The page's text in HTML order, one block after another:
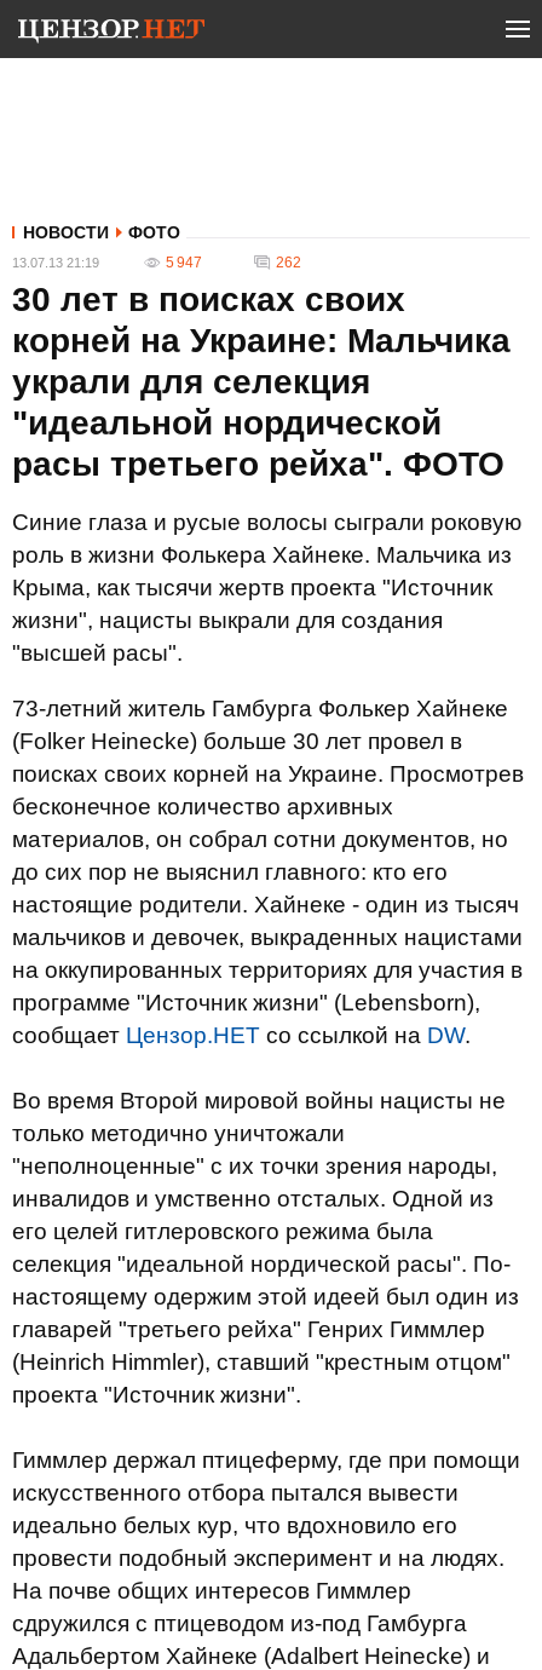
НОВОСТИ ФОТО
13.07.13 21:19 5 947 262
30 лет в поисках своих
корней на Украине: Мальчика
украли для селекция
"идеальной нордической
расы третьего рейха". ФОТО
Синие глаза и русые волосы сыграли роковую
роль в жизни Фолькера Хайнеке. Мальчика из
Крыма, как тысячи жертв проекта "Источник
жизни", нацисты выкрали для создания
"высшей расы".
73-летний житель Гамбурга Фолькер Хайнеке
(Folker Heinecke) больше 30 лет провел в
поисках своих корней на Украине. Просмотрев
бесконечное количество архивных
материалов, он собрал сотни документов, но
до сих пор не выяснил главного: кто его
настоящие родители. Хайнеке - один из тысяч
мальчиков и девочек, выкраденных нацистами
на оккупированных территориях для участия в
программе "Источник жизни" (Lebensborn),
сообщает Цензор.НЕТ со ссылкой на DW.
Во время Второй мировой войны нацисты не
только методично уничтожали
"неполноценные" с их точки зрения народы,
инвалидов и умственно отсталых. Одной из
его целей гитлеровского режима была
селекция "идеальной нордической расы". По-
настоящему одержим этой идеей был один из
главарей "третьего рейха" Генрих Гиммлер
(Heinrich Himmler), ставший "крестным отцом"
проекта "Источник жизни".
Гиммлер держал птицеферму, где при помощи
искусственного отбора пытался вывести
идеально белых кур, что вдохновило его
провести подобный эксперимент и на людях.
На почве общих интересов Гиммлер
сдружился с птицеводом из-под Гамбурга
Адальбертом Хайнеке (Adalbert Heinecke) и